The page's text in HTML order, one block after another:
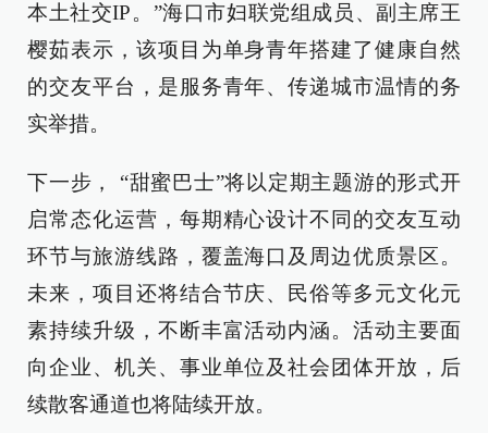
本土社交IP。”海口市妇联党组成员、副主席王
樱茹表示，该项目为单身青年搭建了健康自然
的交友平台，是服务青年、传递城市温情的务
实举措。
下一步， “甜蜜巴士”将以定期主题游的形式开
启常态化运营，每期精心设计不同的交友互动
环节与旅游线路，覆盖海口及周边优质景区。
未来，项目还将结合节庆、民俗等多元文化元
素持续升级，不断丰富活动内涵。活动主要面
向企业、机关、事业单位及社会团体开放，后
续散客通道也将陆续开放。